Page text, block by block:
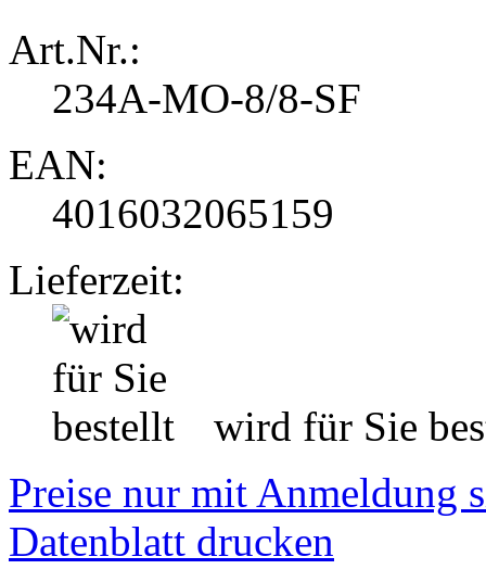
Art.Nr.:
234A-MO-8/8-SF
EAN:
4016032065159
Lieferzeit:
wird für Sie
Preise nur mit Anmeldung
Datenblatt drucken